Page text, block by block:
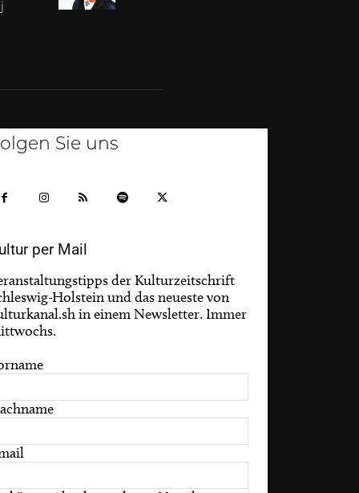
Sie uns
per Mail
der Kulturzeitschrift
Holstein und das neueste von
in einem Newsletter. Immer